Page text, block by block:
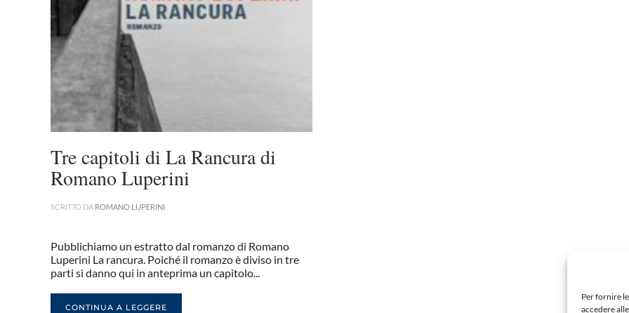
Per fornire
accedere
Tre capitoli di La Rancura di
Romano Luperini
SCRITTO DA ROMANO LUPERINI
Pubblichiamo un estratto dal romanzo di Romano
Luperini La rancura. Poiché il romanzo è diviso in tre
parti si danno qui in anteprima un capitolo...
CONTINUA A LEGGERE